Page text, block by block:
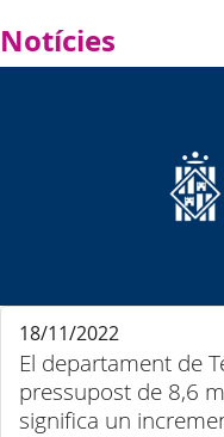
Notícies
El departament de
pressupost de 8,6
significa un
18/11/2022